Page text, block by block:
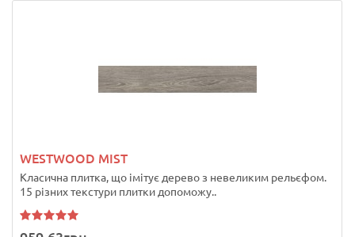
WESTWOOD MIST
Класична плитка, що імітує дерево з невеликим рельєфом.
15 різних текстури плитки допоможу..